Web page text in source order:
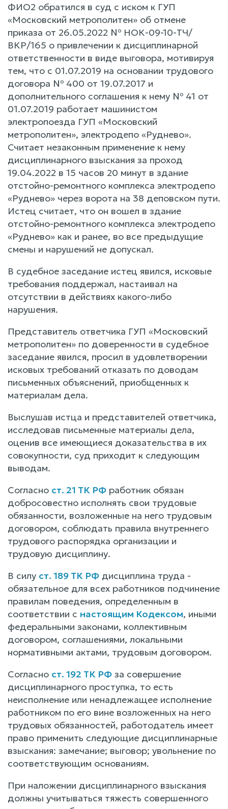
ФИО2 обратился в суд с иском к ГУП
«Московский метрополитен» об отмене
приказа от 26.05.2022 № НОК-09-10-ТЧ/
ВКР/165 о привлечении к дисциплинарной
ответственности в виде выговора, мотивируя
тем, что с 01.07.2019 на основании трудового
договора № 400 от 19.07.2017 и
дополнительного соглашения к нему № 41 от
01.07.2019 работает машинистом
электропоезда ГУП «Московский
метрополитен», электродепо «Руднево».
Считает незаконным применение к нему
дисциплинарного взыскания за проход
19.04.2022 в 15 часов 20 минут в здание
отстойно-ремонтного комплекса электродепо
«Руднево» через ворота на 38 деповском пути.
Истец считает, что он вошел в здание
отстойно-ремонтного комплекса электродепо
«Руднево» как и ранее, во все предыдущие
смены и нарушений не допускал.
В судебное заседание истец явился, исковые
требования поддержал, настаивал на
отсутствии в действиях какого-либо
нарушения.
Представитель ответчика ГУП «Московский
метрополитен» по доверенности в судебное
заседание явился, просил в удовлетворении
исковых требований отказать по доводам
письменных объяснений, приобщенных к
материалам дела.
Выслушав истца и представителей ответчика,
исследовав письменные материалы дела,
оценив все имеющиеся доказательства в их
совокупности, суд приходит к следующим
выводам.
Согласно ст. 21 ТК РФ работник обязан
добросовестно исполнять свои трудовые
обязанности, возложенные на него трудовым
договором, соблюдать правила внутреннего
трудового распорядка организации и
трудовую дисциплину.
В силу ст. 189 ТК РФ дисциплина труда -
обязательное для всех работников подчинение
правилам поведения, определенным в
соответствии с настоящим Кодексом, иными
федеральными законами, коллективным
договором, соглашениями, локальными
нормативными актами, трудовым договором.
Согласно ст. 192 ТК РФ за совершение
дисциплинарного проступка, то есть
неисполнение или ненадлежащее исполнение
работником по его вине возложенных на него
трудовых обязанностей, работодатель имеет
право применить следующие дисциплинарные
взыскания: замечание; выговор; увольнение по
соответствующим основаниям.
При наложении дисциплинарного взыскания
должны учитываться тяжесть совершенного